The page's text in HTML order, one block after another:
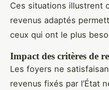
Ces situations illustrent
revenus adaptés
ceux qui ont le plus
Impact des critères de
Les foyers ne
revenus fixés par l’État